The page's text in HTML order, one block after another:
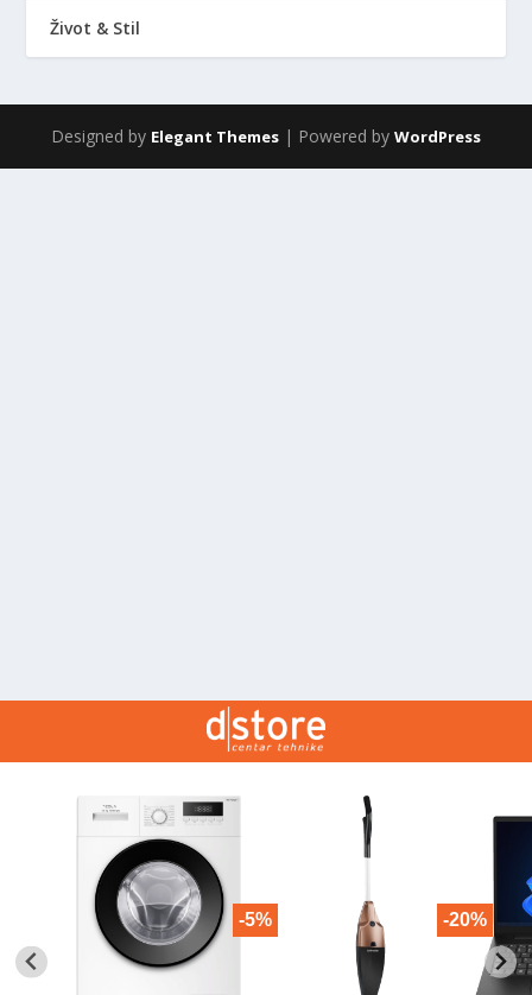
Život & Stil
Designed by Elegant Themes | Powered by WordPress